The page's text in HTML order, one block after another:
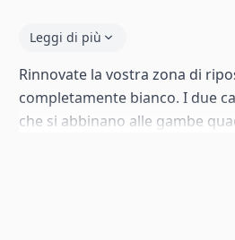
Leggi di più
Rinnovate la vostra zona di
completamente bianco. I due
che si abbinano alle gambe